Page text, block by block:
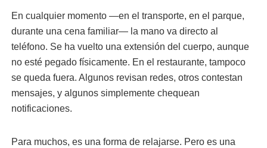
En cualquier momento —en el transporte, en el parque,
durante una cena familiar— la mano va directo al
teléfono. Se ha vuelto una extensión del cuerpo, aunque
no esté pegado físicamente. En el restaurante, tampoco
se queda fuera. Algunos revisan redes, otros contestan
mensajes, y algunos simplemente chequean
notificaciones.
Para muchos, es una forma de relajarse. Pero es una